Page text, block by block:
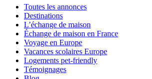
Toutes les annonces
Destinations
L’échange de maison
Échange de maison en France
Voyage en Europe
Vacances scolaires Europe
Logements pet-friendly
Témoignages